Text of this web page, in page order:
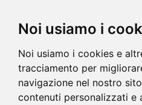
Noi usiamo i
Noi usiamo i cookies e
tracciamento per
navigazione nel nostro
contenuti personalizzati e